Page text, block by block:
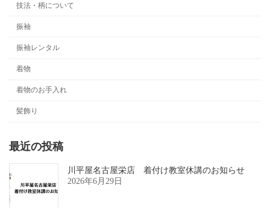
技法・柄について
振袖
振袖レンタル
着物
着物のお手入れ
髪飾り
最近の投稿
川平屋名古屋栄店 着付け教室休講のお知らせ
2026年6月29日